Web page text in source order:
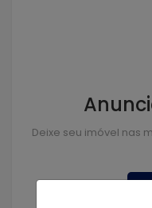
Deixe seu imóvel nas